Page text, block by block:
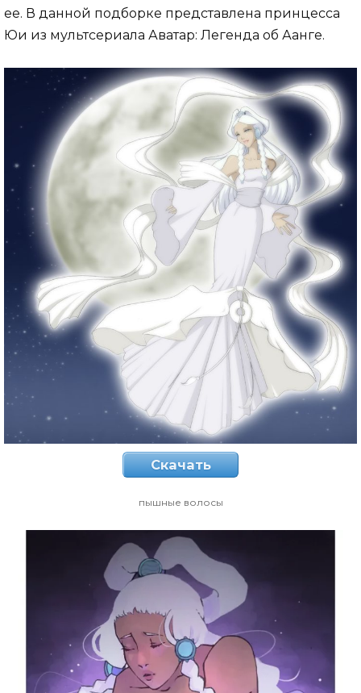
ее. В данной подборке представлена принцесса
Юи из мультсериала Аватар: Легенда об Аанге.
Скачать
пышные волосы